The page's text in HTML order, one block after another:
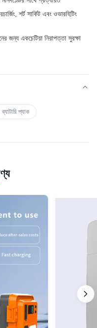
শর্ট সার্কিট এবং ওভারহিটিং
জন্য একচেটিয়া নিরাপত্তা সুরক্ষা
প্যাক